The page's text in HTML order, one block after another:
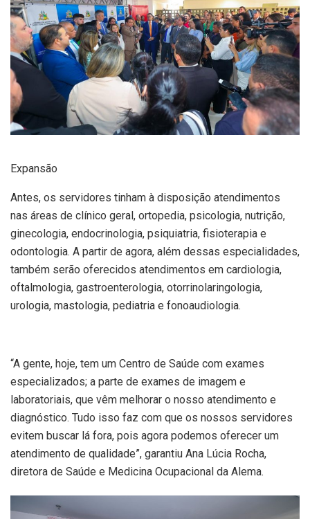
Expansão
Antes, os servidores tinham à disposição atendimentos
nas áreas de clínico geral, ortopedia, psicologia, nutrição,
ginecologia, endocrinologia, psiquiatria, fisioterapia e
odontologia. A partir de agora, além dessas especialidades,
também serão oferecidos atendimentos em cardiologia,
oftalmologia, gastroenterologia, otorrinolaringologia,
urologia, mastologia, pediatria e fonoaudiologia.
“A gente, hoje, tem um Centro de Saúde com exames
especializados; a parte de exames de imagem e
laboratoriais, que vêm melhorar o nosso atendimento e
diagnóstico. Tudo isso faz com que os nossos servidores
evitem buscar lá fora, pois agora podemos oferecer um
atendimento de qualidade”, garantiu Ana Lúcia Rocha,
diretora de Saúde e Medicina Ocupacional da Alema.